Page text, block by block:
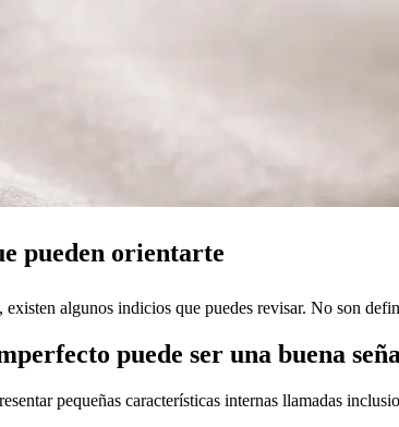
pueden orientarte
algunos indicios que puedes revisar. No son
puede ser una buena
pequeñas características internas llamadas